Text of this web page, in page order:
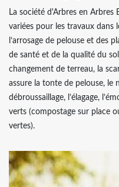
La société d'Arbres en
variées pour les travaux dans
l’arrosage de pelouse et des
de santé et de la qualité du
changement de terreau, la
assure la tonte de pelouse, le
débroussaillage, l’élagage,
verts (compostage sur place
vertes).